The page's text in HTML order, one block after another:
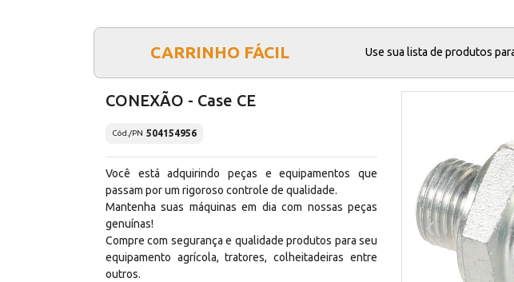
CARRINHO FÁCIL Use sua lista de produtos
CONEXÃO - Case CE
Cód./PN 504154956
Você está adquirindo peças e equipamentos que
passam por um rigoroso controle de qualidade.
Mantenha suas máquinas em dia com nossas peças
genuínas!
Compre com segurança e qualidade produtos para seu
equipamento agrícola, tratores, colheitadeiras entre
outros.